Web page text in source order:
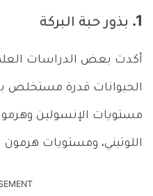
1. بذور حبة البركة
أكدت بعض الدراسات
الحيوانات قدرة مستخلص
مستويات الإنسولين
اللوتيني، ومستويات هرمون